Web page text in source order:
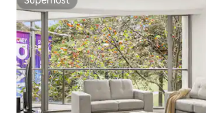
Superhost